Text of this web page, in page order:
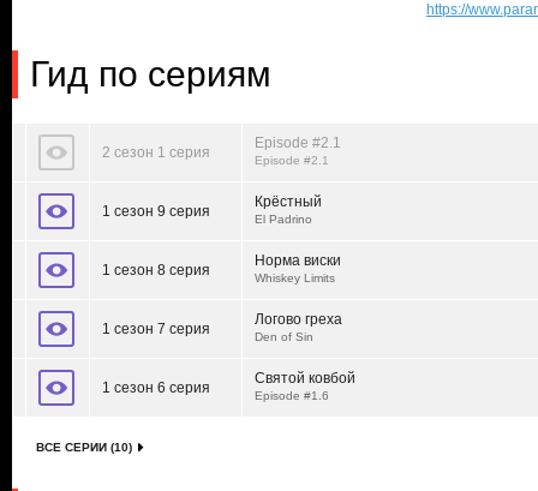
https://
Гид по сериям
2 сезон 1 серия
Episode #2.1
Episode #2.1
1 сезон 9 серия
Крёстный
El Padrino
1 сезон 8 серия
Норма виски
Whiskey Limits
1 сезон 7 серия
Логово греха
Den of Sin
1 сезон 6 серия
Святой ковбой
Episode #1.6
ВСЕ СЕРИИ (10)